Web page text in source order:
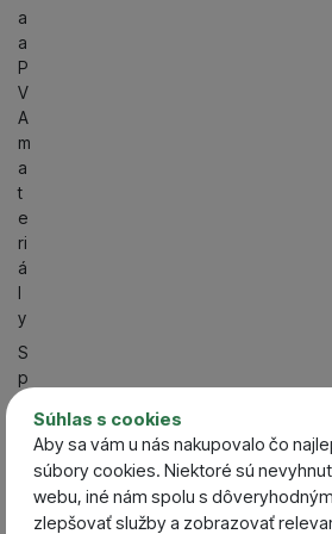
Súhlas s cookies
Aby sa vám u nás nakupovalo čo
súbory cookies. Niektoré sú
webu, iné nám spolu s
zlepšovať služby a zobrazovať
a
a
P
V
A
m
a
t
e
ri
á
l
y
S
p